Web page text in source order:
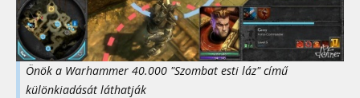
Önök a Warhammer 40.000 "Szombat esti láz" című
különkiadását láthatják